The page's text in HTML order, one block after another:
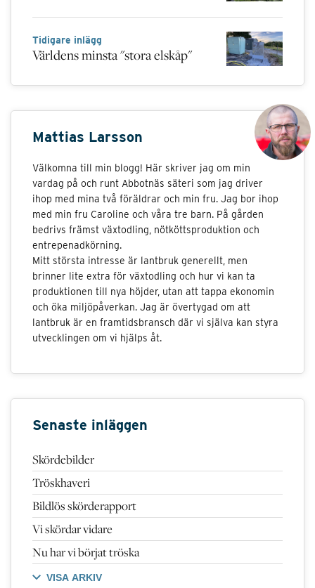
Tidigare inlägg
Världens minsta "stora elskåp"
Mattias Larsson
Välkomna till min blogg! Här skriver jag om min
vardag på och runt Abbotnäs säteri som jag driver
ihop med mina två föräldrar och min fru. Jag bor ihop
med min fru Caroline och våra tre barn. På gården
bedrivs främst växtodling, nötköttsproduktion och
entrepenadkörning.
Mitt största intresse är lantbruk generellt, men
brinner lite extra för växtodling och hur vi kan ta
produktionen till nya höjder, utan att tappa ekonomin
och öka miljöpåverkan. Jag är övertygad om att
lantbruk är en framtidsbransch där vi själva kan styra
utvecklingen om vi hjälps åt.
Senaste inläggen
Skördebilder
Tröskhaveri
Bildlös skörderapport
Vi skördar vidare
Nu har vi börjat tröska
VISA ARKIV